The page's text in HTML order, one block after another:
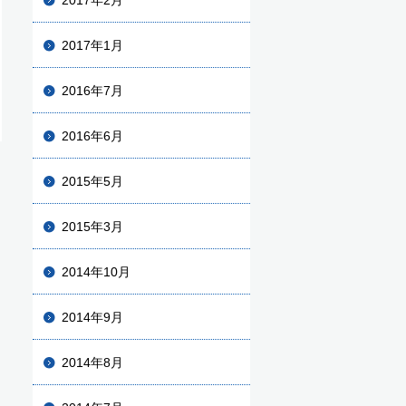
2017年1月
2016年7月
2016年6月
2015年5月
2015年3月
2014年10月
2014年9月
2014年8月